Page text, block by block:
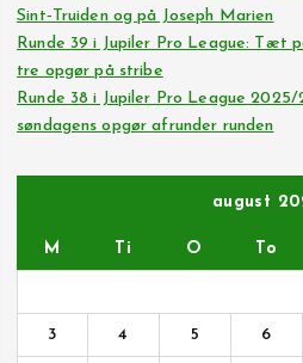
Sint‑Truiden og på Joseph Marien
Runde 39 i Jupiler Pro League: Tæt
tre opgør på stribe
Runde 38 i Jupiler Pro League
søndagens opgør afrunder runden
august
M Ti O To
3 4 5 6